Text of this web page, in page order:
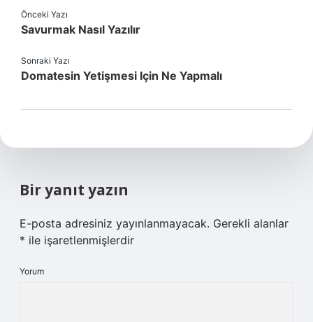
Önceki Yazı
Savurmak Nasıl Yazılır
Sonraki Yazı
Domatesin Yetişmesi Için Ne Yapmalı
Bir yanıt yazın
E-posta adresiniz yayınlanmayacak. Gerekli alanlar
* ile işaretlenmişlerdir
Yorum